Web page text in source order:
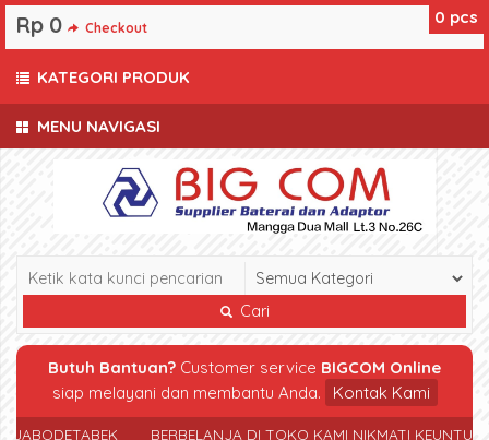
MENU NAVIGASI
Cari
Butuh Bantuan? Customer service BIGCOM Online
siap melayani dan membantu Anda.
Kontak Kami
JABODETABEK BERBELANJA DI TOKO KAMI NIKMATI
0 pcs
Rp 0 Checkout
KATEGORI PRODUK